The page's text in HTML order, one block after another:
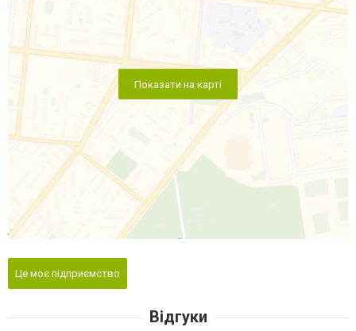
Показати на карті
Це моє підприємство
Відгуки